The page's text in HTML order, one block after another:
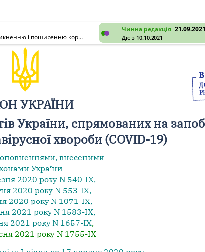
Чинна редакція 21.09.2021
Діє з 10.10.2021
Про внесення змін до деяких законодавчих актів України, спрямованих на запобігання виникненню і поширенню коронавірусної хвороби (COVID-19)